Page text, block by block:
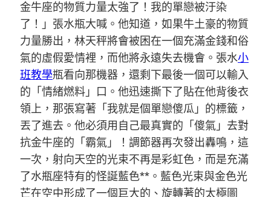
金牛座的物質力量太強了！我的單戀被汙染
了！」張水瓶大喊。他知道，如果牛土豪的物質
力量勝出，林天秤將會被困在一個充滿金錢和俗
氣的虛假愛情裡，而他將永遠失去機會。張水小
班教學瓶看向那機器，還剩下最後一個可以輸入
的「情緒燃料」口。他迅速撕下了貼在他背後衣
領上，那張寫著「我就是個單戀傻瓜」的標籤，
丟了進去。他必須用自己最真實的「傻氣」去對
抗金牛座的「霸氣」！調節器再次發出轟鳴，這
一次，射向天空的光束不再是彩虹色，而是充滿
了水瓶座特有的怪誕藍色**。藍色光束與金色光
芒在空中形成了一個巨大的、旋轉著的太極圖